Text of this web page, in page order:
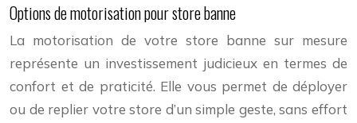
Options de motorisation pour store banne
La motorisation de votre store banne sur mesure
représente un investissement judicieux en termes de
confort et de praticité. Elle vous permet de déployer
ou de replier votre store d’un simple geste, sans effort